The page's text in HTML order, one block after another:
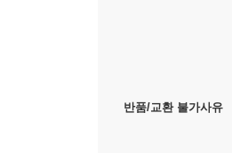
반품/교환 불가사유